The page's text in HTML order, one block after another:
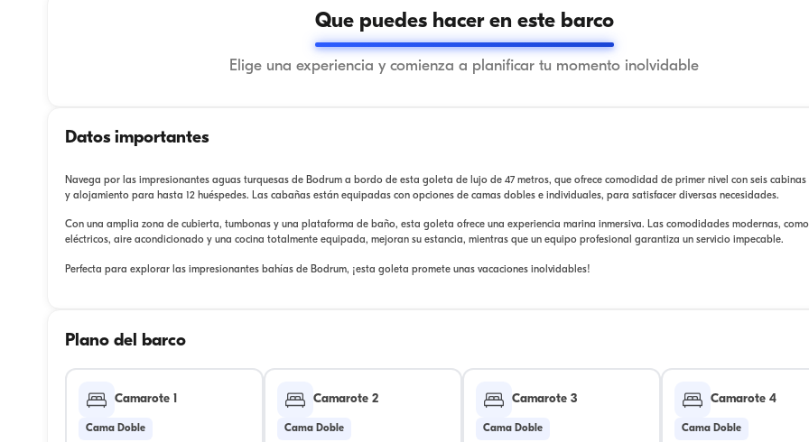
Que puedes hacer en este barco
Elige una experiencia y comienza a planificar tu momento inolvidable
Datos importantes
Navega por las impresionantes aguas turquesas de Bodrum a bordo de esta goleta de lujo de 47 metros, que ofrece comodidad de primer nivel con seis cabinas
y alojamiento para hasta 12 huéspedes. Las cabañas están equipadas con opciones de camas dobles e individuales, para satisfacer diversas necesidades.
Con una amplia zona de cubierta, tumbonas y una plataforma de baño, esta goleta ofrece una experiencia marina inmersiva. Las comodidades modernas,
eléctricos, aire acondicionado y una cocina totalmente equipada, mejoran su estancia, mientras que un equipo profesional garantiza un servicio impecable.
Perfecta para explorar las impresionantes bahías de Bodrum, ¡esta goleta promete unas vacaciones inolvidables!
Plano del barco
Camarote 1
Cama Doble
Camarote 2
Cama Doble
Camarote 3
Cama Doble
Camarote 4
Cama Doble